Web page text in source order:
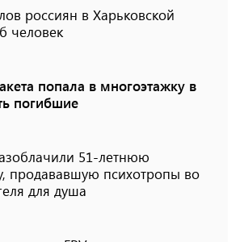
россиян в Харьковской
человек
попала в многоэтажку в
погибшие
51-летнюю
продававшую психотропы во
для душа